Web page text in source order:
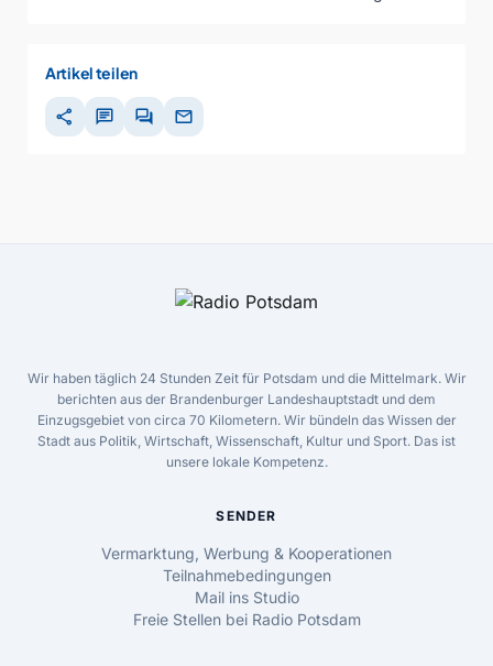
Artikel teilen
share chat forum mail
Wir haben täglich 24 Stunden Zeit für Potsdam und die Mittelmark. Wir
berichten aus der Brandenburger Landeshauptstadt und dem
Einzugsgebiet von circa 70 Kilometern. Wir bündeln das Wissen der
Stadt aus Politik, Wirtschaft, Wissenschaft, Kultur und Sport. Das ist
unsere lokale Kompetenz.
SENDER
Vermarktung, Werbung & Kooperationen
Teilnahmebedingungen
Mail ins Studio
Freie Stellen bei Radio Potsdam